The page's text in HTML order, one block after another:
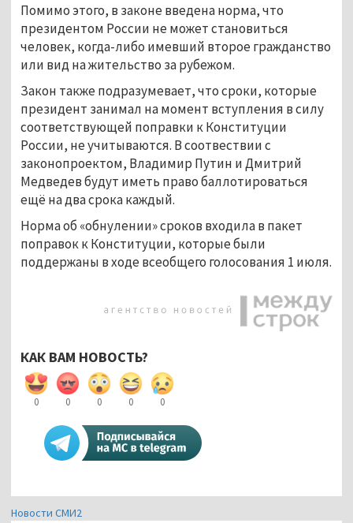
Помимо этого, в законе введена норма, что
президентом России не может становиться
человек, когда-либо имевший второе гражданство
или вид на жительство за рубежом.
Закон также подразумевает, что сроки, которые
президент занимал на момент вступления в силу
соответствующей поправки к Конституции
России, не учитываются. В соотвествии с
законопроектом, Владимир Путин и Дмитрий
Медведев будут иметь право баллотироваться
ещё на два срока каждый.
Норма об «обнулении» сроков входила в пакет
поправок к Конституции, которые были
поддержаны в ходе всеобщего голосования 1 июля.
КАК ВАМ НОВОСТЬ?
0 0 0 0 0
Новости СМИ2